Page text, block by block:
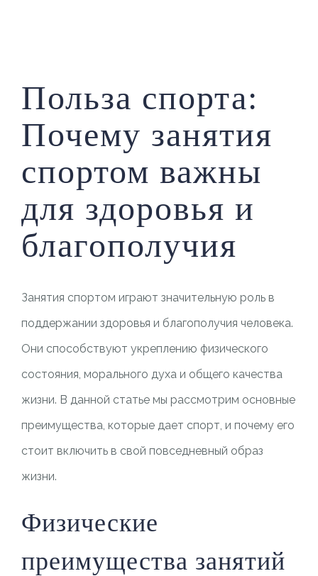
Польза спорта:
Почему занятия
спортом важны
для здоровья и
благополучия
Занятия спортом играют значительную роль в
поддержании здоровья и благополучия человека.
Они способствуют укреплению физического
состояния, морального духа и общего качества
жизни. В данной статье мы рассмотрим основные
преимущества, которые дает спорт, и почему его
стоит включить в свой повседневный образ
жизни.
Физические
преимущества занятий